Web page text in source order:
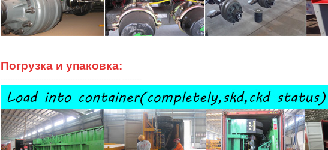
Погрузка и упаковка:
-------------------------------------------------- --------